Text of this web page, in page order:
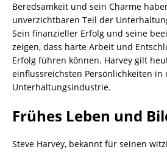
Beredsamkeit und sein Charme
unverzichtbaren Teil der
Sein finanzieller Erfolg und seine
zeigen, dass harte Arbeit und
Erfolg führen können. Harvey gilt
einflussreichsten Persönlichkeiten in
Unterhaltungsindustrie.
Frühes Leben und
Steve Harvey, bekannt für seinen